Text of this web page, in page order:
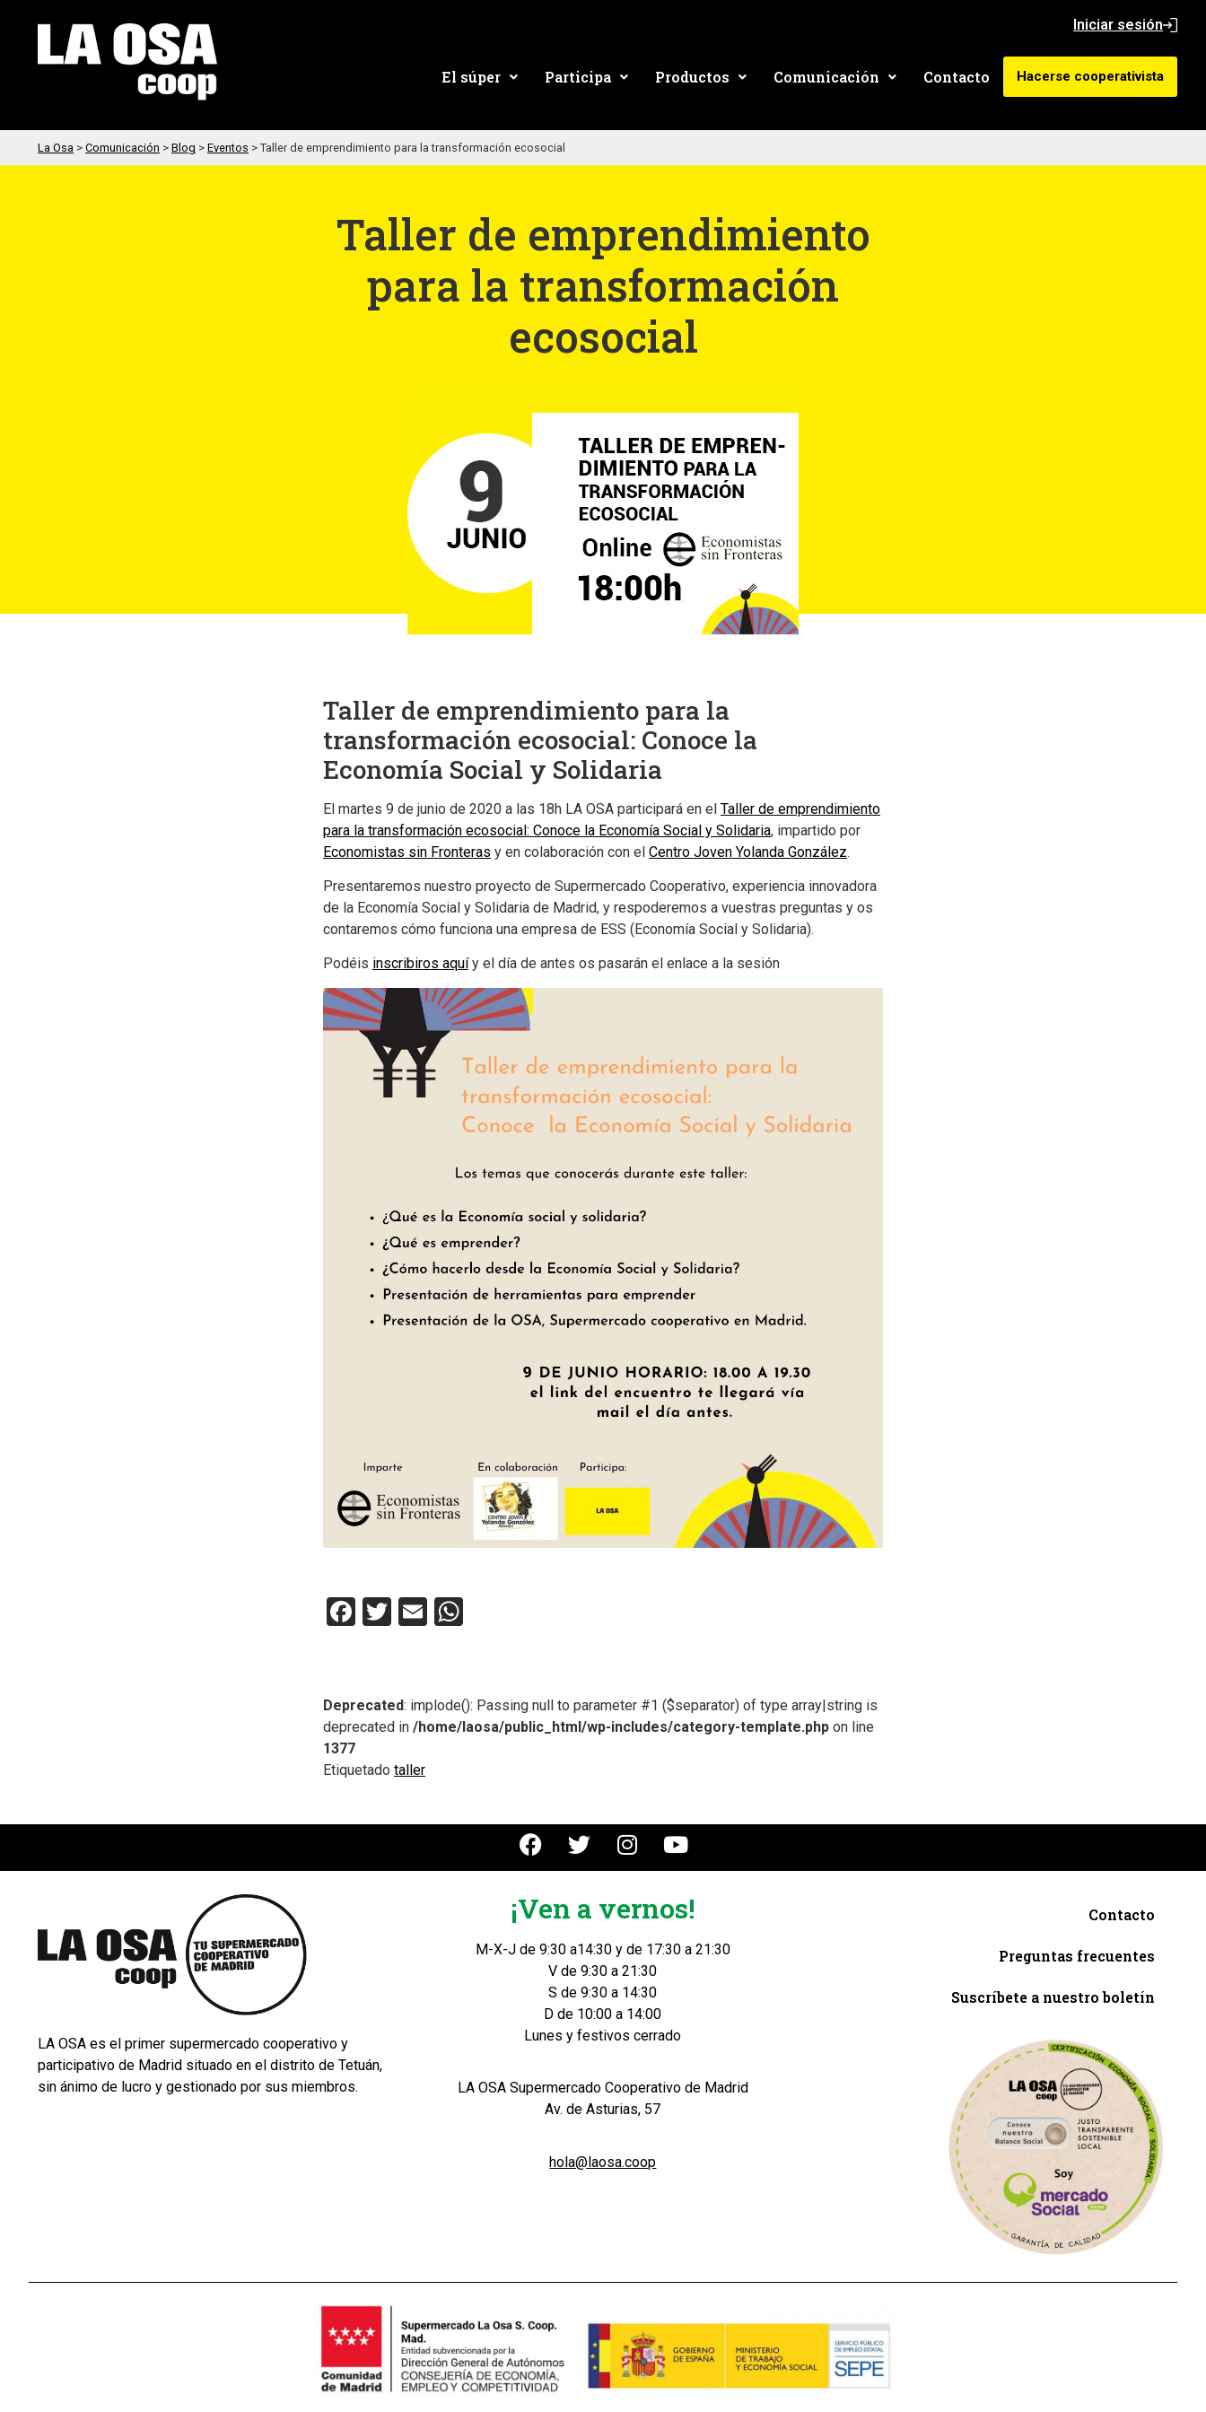
Iniciar sesión
El súper Participa Productos Comunicación Contacto Hacerse cooperativista
La Osa > Comunicación > Blog > Eventos > Taller de emprendimiento para la transformación ecosocial
Taller de emprendimiento
para la transformación
ecosocial
Taller de emprendimiento para la
transformación ecosocial: Conoce la
Economía Social y Solidaria
El martes 9 de junio de 2020 a las 18h LA OSA participará en el Taller de emprendimiento
para la transformación ecosocial: Conoce la Economía Social y Solidaria, impartido por
Economistas sin Fronteras y en colaboración con el Centro Joven Yolanda González.
Presentaremos nuestro proyecto de Supermercado Cooperativo, experiencia innovadora
de la Economía Social y Solidaria de Madrid, y respoderemos a vuestras preguntas y os
contaremos cómo funciona una empresa de ESS (Economía Social y Solidaria).
Podéis inscribiros aquíy el día de antes os pasarán el enlace a la sesión
Facebook
Twitter
Email
Deprecated: implode(): Passing null to parameter #1 ($separator) of type array|string is
deprecated in /home/laosa/public_html/wp-includes/category-template.php on line
1377
Etiquetado taller
LA OSA es el primer supermercado cooperativo y
participativo de Madrid situado en el distrito de Tetuán,
sin ánimo de lucro y gestionado por sus miembros.
¡Ven a vernos!
M-X-J de 9:30 a14:30 y de 17:30 a 21:30
V de 9:30 a 21:30
S de 9:30 a 14:30
D de 10:00 a 14:00
Lunes y festivos cerrado
LA OSA Supermercado Cooperativo de Madrid
Av. de Asturias, 57
hola@laosa.coop
Contacto
Preguntas frecuentes
Suscríbete a nuestro boletín